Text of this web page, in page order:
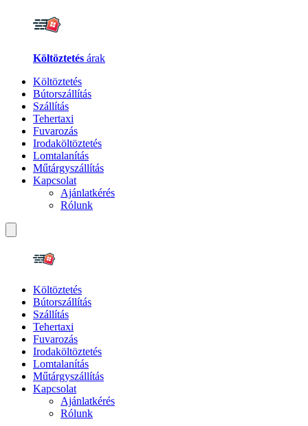
Költöztetés árak
Költöztetés
Bútorszállítás
Szállítás
Tehertaxi
Fuvarozás
Irodaköltöztetés
Lomtalanítás
Műtárgyszállítás
Kapcsolat
Ajánlatkérés
Rólunk
Költöztetés
Bútorszállítás
Szállítás
Tehertaxi
Fuvarozás
Irodaköltöztetés
Lomtalanítás
Műtárgyszállítás
Kapcsolat
Ajánlatkérés
Rólunk